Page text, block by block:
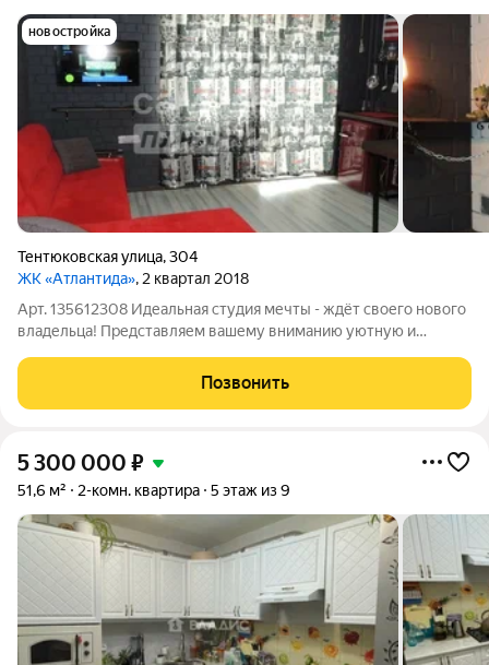
новостройка
Тентюковская улица,304
ЖК «Атлантида», 2 квартал 2018
Арт. 135612308 Идеальная студия мечты - ждёт своего нового
владельца! Представляем вашему вниманию уютную и
расположенную на десятом этаже из четырнадцати. Здесь
выполнен изысканный дизайнерский ремонт
Позвонить
5 300 000 ₽
51,6 м² 2-комн. квартира 5 этаж из 9